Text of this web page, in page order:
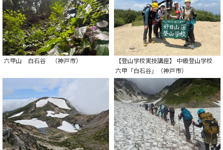
六甲山 白石谷 （神戸市）
【登山学校実技講座】 中級登山学校
六甲「白石谷」（神戸市）